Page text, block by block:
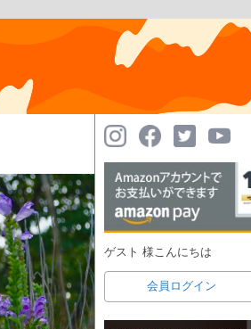
ゲスト 様こんにちは
会員ログイン